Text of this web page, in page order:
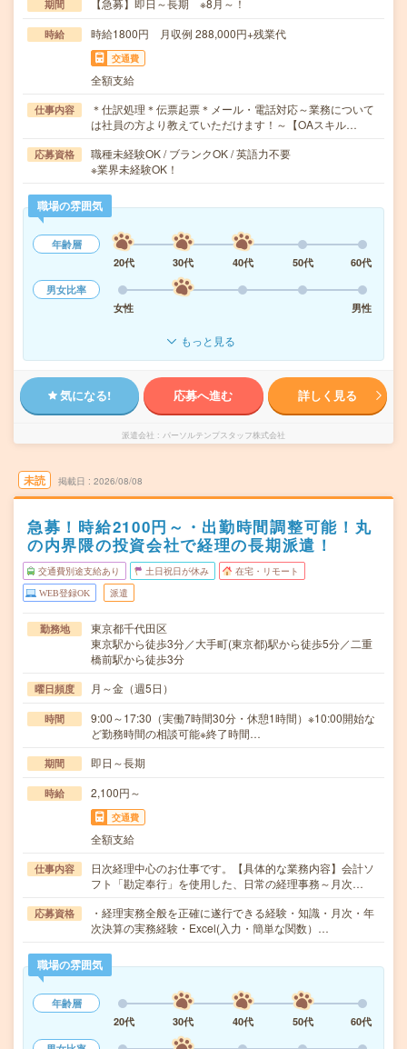
期間 【急募】即日～長期 ※8月～！
時給 時給1800円 月収例 288,000円+残業代
交通費
全額支給
仕事内容
＊仕訳処理＊伝票起票＊メール・電話対応～業務について
は社員の方より教えていただけます！～【OAスキル…
応募資格
職種未経験OK / ブランクOK / 英語力不要
※業界未経験OK！
職場の雰囲気
年齢層
20代
30代 40代 50代
60代
男女比率
女性
男性
もっと見る
気になる! 応募へ進む 詳しく見る
派遣会社 パーソルテンプスタッフ株式会社
未読 掲載日 2026/08/08
急募！時給2100円～・出勤時間調整可能！丸
の内界隈の投資会社で経理の長期派遣！
交通費別途支給あり 土日祝日が休み 在宅・リモート
WEB登録OK 派遣
勤務地
東京都千代田区
東京駅から徒歩3分／大手町(東京都)駅から徒歩5分／二重
橋前駅から徒歩3分
曜日頻度 月～金（週5日）
時間
9:00～17:30（実働7時間30分・休憩1時間）※10:00開始な
ど勤務時間の相談可能※終了時間…
期間 即日～長期
時給 2,100円～
交通費
全額支給
仕事内容
日次経理中心のお仕事です。【具体的な業務内容】会計ソ
フト「勘定奉行」を使用した、日常の経理事務～月次…
応募資格
・経理実務全般を正確に遂行できる経験・知識・月次・年
次決算の実務経験・Excel(入力・簡単な関数）…
職場の雰囲気
年齢層
20代
30代 40代 50代
60代